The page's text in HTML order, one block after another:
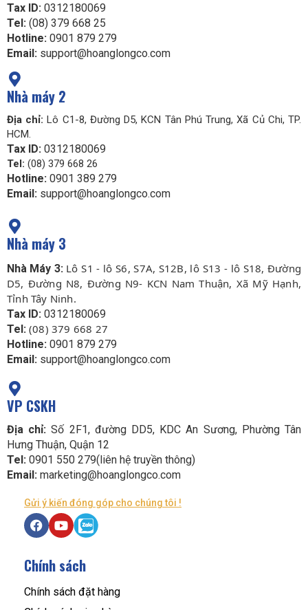
Tax ID: 0312180069
Tel: (08) 379 668 25
Hotline: 0901 879 279
Email: support@hoanglongco.com
Nhà máy 2
Địa chỉ: Lô C1-8, Đường D5, KCN Tân Phú Trung, Xã Củ Chi, TP.
HCM.
Tax ID: 0312180069
Tel: (08) 379 668 26
Hotline: 0901 389 279
Email: support@hoanglongco.com
Nhà máy 3
Nhà Máy 3: Lô S1 - lô S6, S7A, S12B, lô S13 - lô S18, Đường
D5, Đường N8, Đường N9- KCN Nam Thuận, Xã Mỹ Hạnh,
Tỉnh Tây Ninh.
Tax ID: 0312180069
Tel: (08) 379 668 27
Hotline: 0901 879 279
Email: support@hoanglongco.com
VP CSKH
Địa chỉ: Số 2F1, đường DD5, KDC An Sương, Phường Tân
Hưng Thuận, Quận 12
Tel: 0901 550 279(liên hệ truyền thông)
Email: marketing@hoanglongco.com
Gửi ý kiến đóng góp cho chúng tôi !
Chính sách
Chính sách đặt hàng